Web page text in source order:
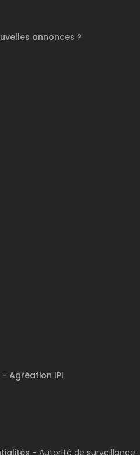
annonces ?
Agréation IPI
- Autorité de surveillance: